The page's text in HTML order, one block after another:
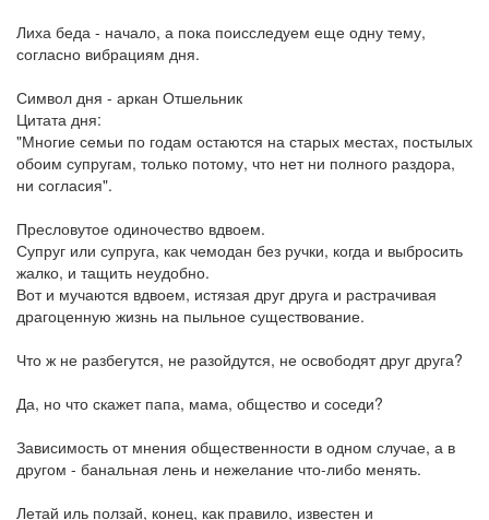
Лиха беда - начало, а пока поисследуем еще одну тему,
согласно вибрациям дня.
Символ дня - аркан Отшельник
Цитата дня:
"Многие семьи по годам остаются на старых местах, постылых
обоим супругам, только потому, что нет ни полного раздора,
ни согласия".
Пресловутое одиночество вдвоем.
Супруг или супруга, как чемодан без ручки, когда и выбросить
жалко, и тащить неудобно.
Вот и мучаются вдвоем, истязая друг друга и растрачивая
драгоценную жизнь на пыльное существование.
Что ж не разбегутся, не разойдутся, не освободят друг друга?
Да, но что скажет папа, мама, общество и соседи?
Зависимость от мнения общественности в одном случае, а в
другом - банальная лень и нежелание что-либо менять.
Летай иль ползай, конец, как правило, известен и